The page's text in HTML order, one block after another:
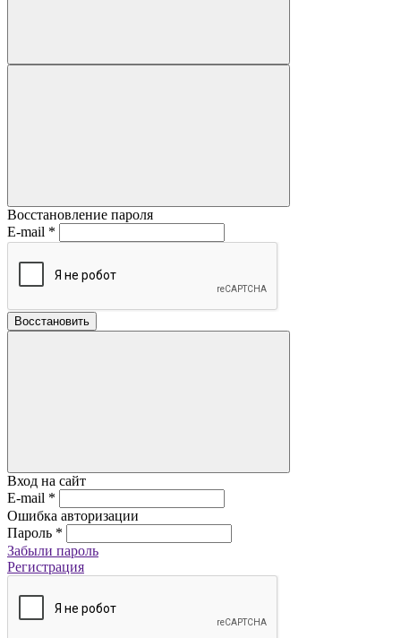
Восстановление пароля
E-mail *
Восстановить
Вход на сайт
E-mail *
Ошибка авторизации
Пароль *
Забыли пароль
Регистрация